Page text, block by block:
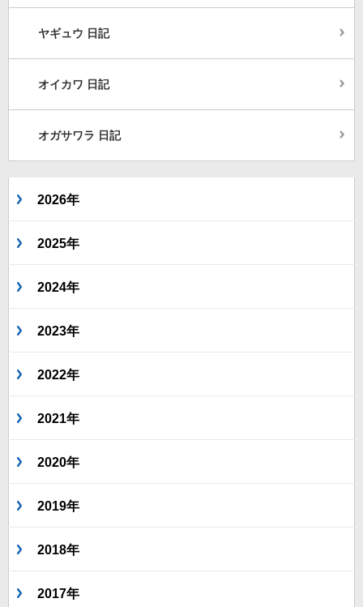
ヤギュウ 日記
オイカワ 日記
オガサワラ 日記
2026年
2025年
2024年
2023年
2022年
2021年
2020年
2019年
2018年
2017年